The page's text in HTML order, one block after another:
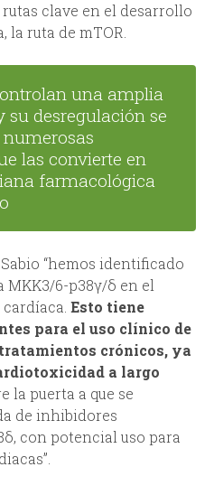
clave en el desarrollo
ruta de mTOR.
una amplia
su desregulación se
las convierte en
farmacológica
“hemos identificado
MKK3/6-p38γ/δ en el
Esto tiene
para el uso clínico de
crónicos, ya
a largo
la puerta a que se
de inhibidores
con potencial uso para